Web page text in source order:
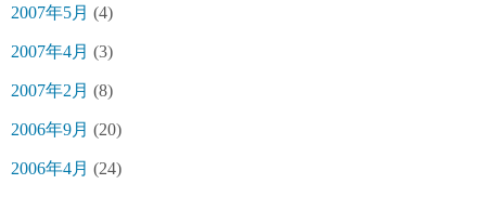
2007年5月 (4)
2007年4月 (3)
2007年2月 (8)
2006年9月 (20)
2006年4月 (24)